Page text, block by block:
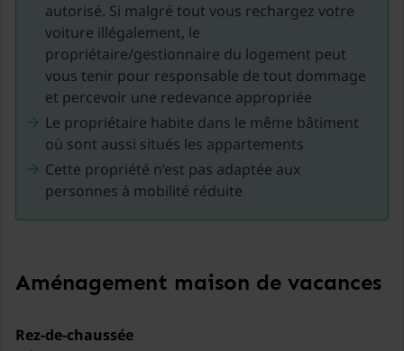
autorisé. Si malgré tout vous rechargez votre
voiture illégalement, le
propriétaire/gestionnaire du logement peut
vous tenir pour responsable de tout dommage
et percevoir une redevance appropriée
Le propriétaire habite dans le même bâtiment
où sont aussi situés les appartements
Cette propriété n’est pas adaptée aux
personnes à mobilité réduite
Aménagement maison de vacances
Rez-de-chaussée